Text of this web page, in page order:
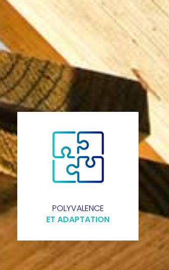
POLYVALENCE
ET ADAPTATION